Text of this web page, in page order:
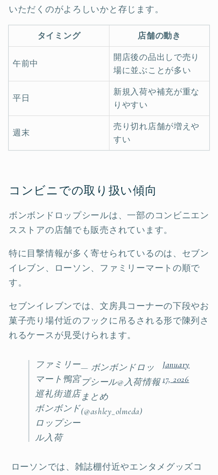
いただくのがよろしいかと存じます。
タイミング 店舗の動き
午前中
開店後の品出しで売り
場に並ぶことが多い
平日
新規入荷や補充が重な
りやすい
週末
売り切れ店舗が増えや
すい
コンビニでの取り扱い傾向
ボンボンドロップシールは、一部のコンビニエン
スストアの店舗でも販売されています。
特に目撃情報が多く寄せられているのは、セブン
イレブン、ローソン、ファミリーマートの順で
す。
セブンイレブンでは、文房具コーナーの下段やお
菓子売り場付近のフックに吊るされる形で陳列さ
れるケースが見受けられます。
ファミリー
マート鴨宮
巡礼街道店
ボンボンド
ロップシー
ル入荷
— ボンボンドロッ
プシール@入荷情報
まとめ
(@ashley_olmeda)
January
17, 2026
ローソンでは、雑誌棚付近やエンタメグッズコ